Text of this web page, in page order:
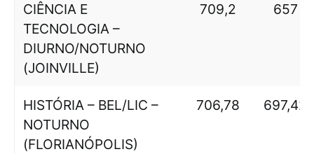
CIÊNCIA E
TECNOLOGIA –
DIURNO/NOTURNO
(JOINVILLE)
709,2 657
HISTÓRIA – BEL/LIC –
NOTURNO
(FLORIANÓPOLIS)
706,78 697,42